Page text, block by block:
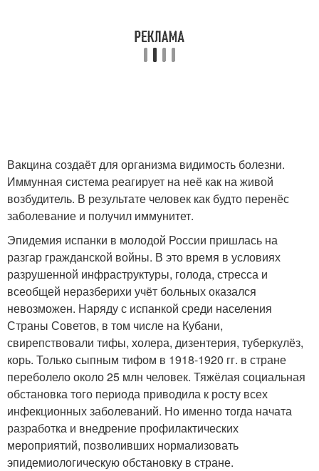
Вакцина создаёт для организма видимость болезни.
Иммунная система реагирует на неё как на живой
возбудитель. В результате человек как будто перенёс
заболевание и получил иммунитет.
Эпидемия испанки в молодой России пришлась на
разгар гражданской войны. В это время в условиях
разрушенной инфраструктуры, голода, стресса и
всеобщей неразберихи учёт больных оказался
невозможен. Наряду с испанкой среди населения
Страны Советов, в том числе на Кубани,
свирепствовали тифы, холера, дизентерия, туберкулёз,
корь. Только сыпным тифом в 1918-1920 гг. в стране
переболело около 25 млн человек. Тяжёлая социальная
обстановка того периода приводила к росту всех
инфекционных заболеваний. Но именно тогда начата
разработка и внедрение профилактических
мероприятий, позволивших нормализовать
эпидемиологическую обстановку в стране.